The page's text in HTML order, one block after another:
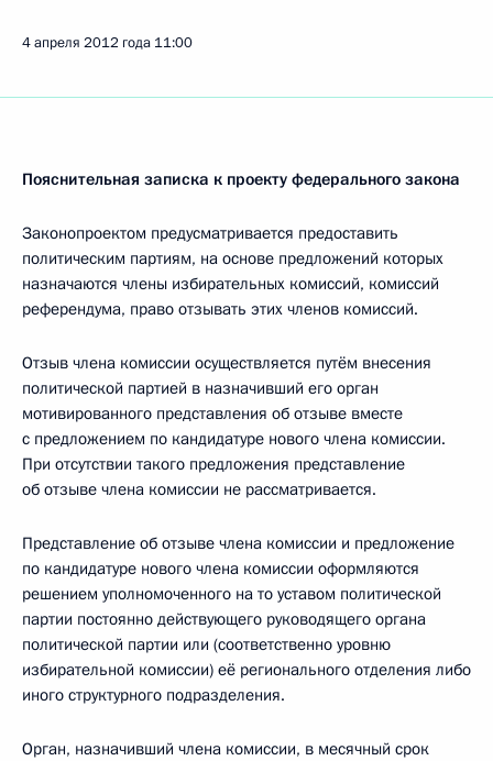
4 апреля 2012 года 11:00
Пояснительная записка к проекту федерального закона
Законопроектом предусматривается предоставить
политическим партиям, на основе предложений которых
назначаются члены избирательных комиссий, комиссий
референдума, право отзывать этих членов комиссий.
Отзыв члена комиссии осуществляется путём внесения
политической партией в назначивший его орган
мотивированного представления об отзыве вместе
с предложением по кандидатуре нового члена комиссии.
При отсутствии такого предложения представление
об отзыве члена комиссии не рассматривается.
Представление об отзыве члена комиссии и предложение
по кандидатуре нового члена комиссии оформляются
решением уполномоченного на то уставом политической
партии постоянно действующего руководящего органа
политической партии или (соответственно уровню
избирательной комиссии) её регионального отделения либо
иного структурного подразделения.
Орган, назначивший члена комиссии, в месячный срок